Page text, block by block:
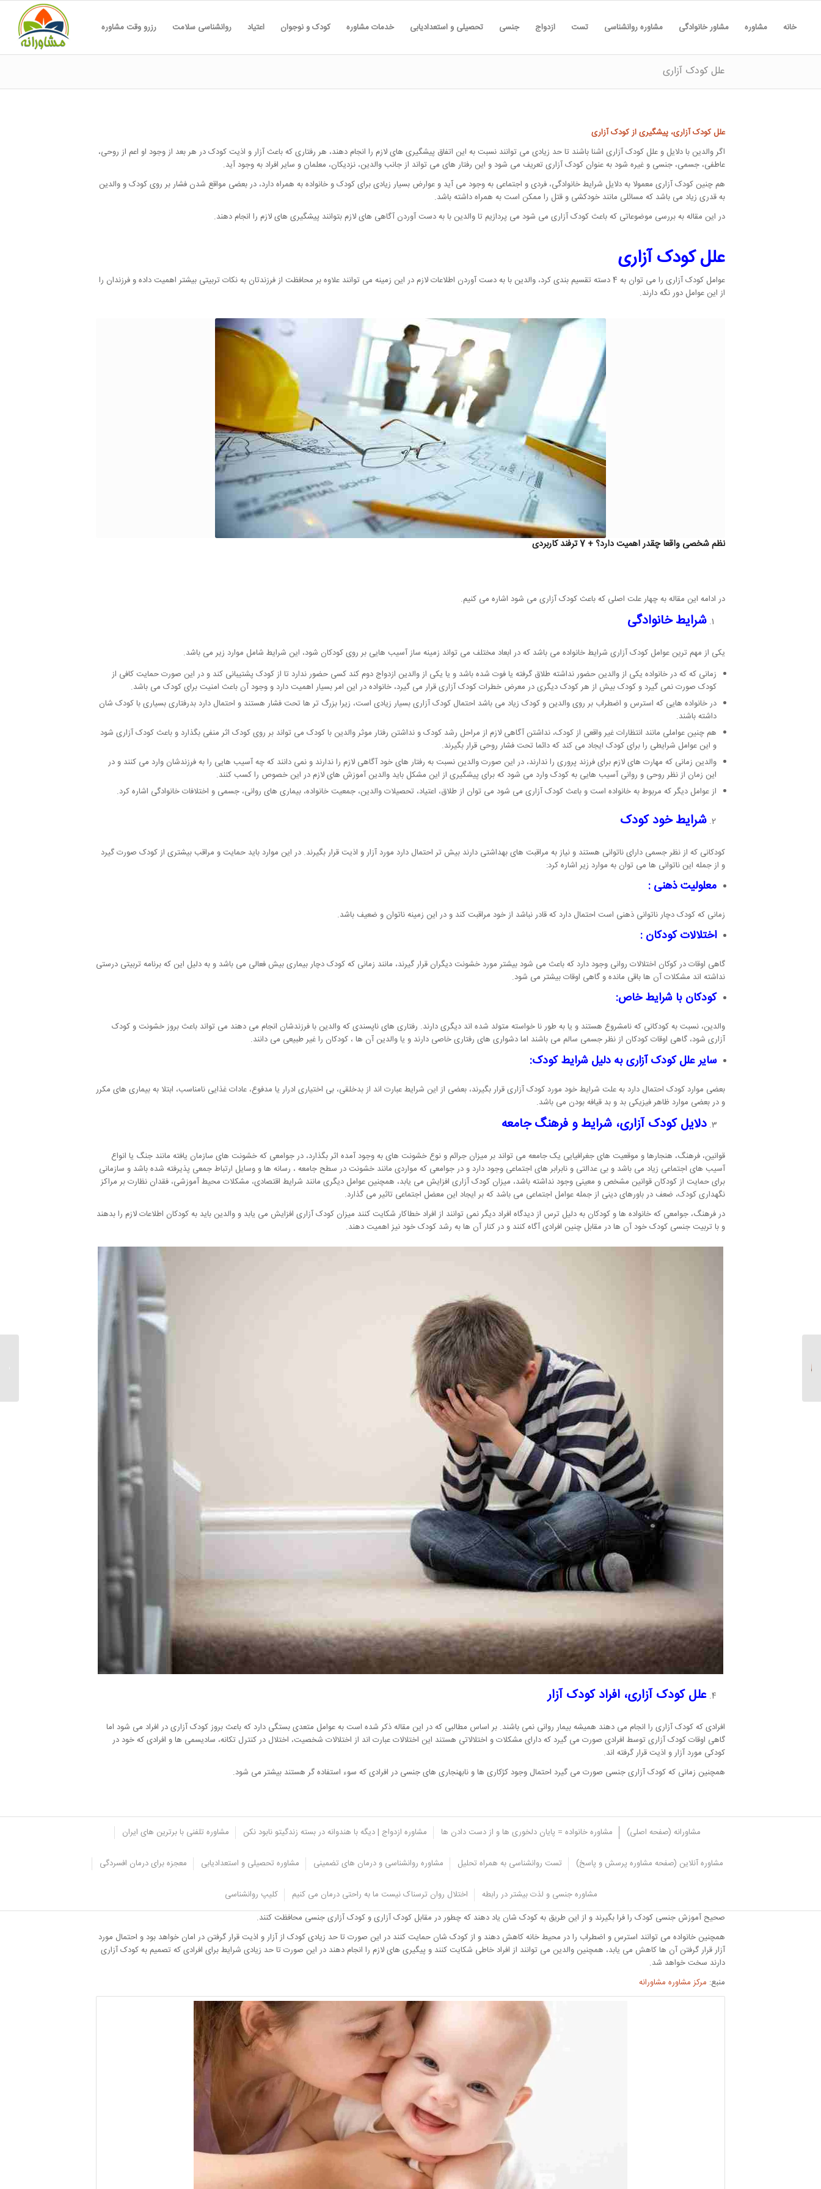
خانه مشاوره مشاور خانوادگی مشاوره روانشناسی تست ازدواج جنسی تحصیلی و استعدادیابی خدمات مشاوره کودک و نوجوان اعتیاد روانشناسی سلامت رزرو وقت مشاوره
علل کودک آزاری
علل کودک آزاری، پیشگیری از کودک آزاری
اگر والدین با دلایل و علل کودک آزاری اشنا باشند تا حد زیادی می توانند نسبت به این اتفاق پیشگیری های لازم را انجام دهند، هر رفتاری که باعث آزار و اذیت کودک در هر بعد از وجود او اعم از روحی،
عاطفی، جسمی، جنسی و غیره شود به عنوان کودک آزاری تعریف می شود و این رفتار های می تواند از جانب والدین، نزدیکان، معلمان و سایر افراد به وجود آید.
هم چنین کودک آزاری معمولا به دلایل شرایط خانوادگی، فردی و اجتماعی به وجود می آید و عوارض بسیار زیادی برای کودک و خانواده به همراه دارد، در بعضی مواقع شدن فشار بر روی کودک و والدین
به قدری زیاد می باشد که مسائلی مانند خودکشی و قتل را ممکن است به همراه داشته باشد.
در این مقاله به بررسی موضوعاتی که باعث کودک آزاری می شود می پردازیم تا والدین با به دست آوردن آگاهی های لازم بتوانند پیشگیری های لازم را انجام دهند.
علل کودک آزاری
عوامل کودک آزاری را می توان به 4 دسته تقسیم بندی کرد، والدین با به دست آوردن اطلاعات لازم در این زمینه می توانند علاوه بر محافظت از فرزندتان به نکات تربیتی بیشتر اهمیت داده و فرزندان را
از این عوامل دور نگه دارند.
نظم شخصی واقعا چقدر اهمیت دارد؟ + 7 ترفند کاربردی
در ادامه این مقاله به چهار علت اصلی که باعث کودک آزاری می شود اشاره می کنیم.
شرایط خانوادگی
یکی از مهم ترین عوامل کودک آزاری شرایط خانواده می باشد که در ابعاد مختلف می تواند زمینه ساز آسیب هایی بر روی کودکان شود، این شرایط شامل موارد زیر می باشد.
زمانی که که در خانواده یکی از والدین حضور نداشته طلاق گرفته یا فوت شده باشد و یا یکی از والدین ازدواج دوم کند کسی حضور ندارد تا از کودک پشتیبانی کند و در این صورت حمایت کافی از
کودک صورت نمی گیرد و کودک بیش از هر کودک دیگری در معرض خطرات کودک آزاری قرار می گیرد، خانواده در این امر بسیار اهمیت دارد و وجود آن باعث امنیت برای کودک می باشد.
در خانواده هایی که استرس و اضطراب بر روی والدین و کودک زیاد می باشد احتمال کودک آزاری بسیار زیادی است، زیرا بزرگ تر ها تحت فشار هستند و احتمال دارد بدرفتاری بسیاری با کودک شان
داشته باشند.
هم چنین عواملی مانند انتظارات غیر واقعی از کودک، نداشتن آگاهی لازم از مراحل رشد کودک و نداشتن رفتار موثر والدین با کودک می تواند بر روی کودک اثر منفی بگذارد و باعث کودک آزاری شود
و این عوامل شرایطی را برای کودک ایجاد می کند که دائما تحت فشار روحی قرار بگیرند.
والدین زمانی که مهارت های لازم برای فرزند پروری را ندارند، در این صورت والدین نسبت به رفتار های خود آگاهی لازم را ندارند و نمی دانند که چه آسیب هایی را به فرزندشان وارد می کنند و در
این زمان از نظر روحی و روانی آسیب هایی به کودک وارد می شود که برای پیشگیری از این مشکل باید والدین آموزش های لازم در این خصوص را کسب کنند.
از عوامل دیگر که مربوط به خانواده است و باعث کودک آزاری می شود می توان از طلاق، اعتیاد، تحصیلات والدین، جمعیت خانواده، بیماری های روانی، جسمی و اختلافات خانوادگی اشاره کرد.
شرایط خود کودک
کودکانی که از نظر جسمی دارای ناتوانی هستند و نیاز به مراقبت های بهداشتی دارند بیش تر احتمال دارد مورد آزار و اذیت قرار بگیرند. در این موارد باید حمایت و مراقب بیشتری از کودک صورت گیرد
و از جمله این ناتوانی ها می توان به موارد زیر اشاره کرد:
معلولیت ذهنی :
زمانی که کودک دچار ناتوانی ذهنی است احتمال دارد که قادر نباشد از خود مراقبت کند و در این زمینه ناتوان و ضعیف باشد.
اختلالات کودکان :
گاهی اوقات در کوکان اختلالات روانی وجود دارد که باعث می شود بیشتر مورد خشونت دیگران قرار گیرند، مانند زمانی که کودک دچار بیماری بیش فعالی می باشد و به دلیل این که برنامه تربیتی درستی
نداشته اند مشکلات آن ها باقی مانده و گاهی اوقات بیشتر می شود.
کودکان با شرایط خاص:
والدین، نسبت به کودکانی که نامشروع هستند و یا به طور نا خواسته متولد شده اند دیگری دارند. رفتاری های ناپسندی که والدین با فرزندشان انجام می دهند می تواند باعث بروز خشونت و کودک
آزاری شود، گاهی اوقات کودکان از نظر جسمی سالم می باشند اما دشواری های رفتاری خاصی دارند و یا والدین آن ها ، کودکان را غیر طبیعی می دانند.
سایر علل کودک آزاری به دلیل شرایط کودک:
بعضی موارد کودک احتمال دارد به علت شرایط خود مورد کودک آزاری قرار بگیرند، بعضی از این شرایط عبارت اند از بدخلقی، بی اختیاری ادرار یا مدفوع، عادات غذایی نامناسب، ابتلا به بیماری های مکرر
و در بعضی موارد ظاهر فیزیکی بد و بد قیافه بودن می باشد.
دلایل کودک آزاری، شرایط و فرهنگ جامعه
قوانین، فرهنگ، هنجارها و موقعیت های جغرافیایی یک جامعه می تواند بر میزان جرائم و نوع خشونت های به وجود آمده اثر بگذارد، در جوامعی که خشونت های سازمان یافته مانند جنگ یا انواع
آسیب های اجتماعی زیاد می باشد و بی عدالتی و نابرابر های اجتماعی وجود دارد و در جوامعی که مواردی مانند خشونت در سطح جامعه ، رسانه ها و وسایل ارتباط جمعی پذیرفته شده باشد و سازمانی
برای حمایت از کودکان قوانین مشخص و معینی وجود نداشته باشد، میزان کودک آزاری افزایش می یابد، همچنین عوامل دیگری مانند شرایط اقتصادی، مشکلات محیط آموزشی، فقدان نظارت بر مراکز
نگهداری کودک، ضعف در باورهای دینی از جمله عوامل اجتماعی می باشد که بر ایجاد این معضل اجتماعی تاثیر می گذارد.
در فرهنگ، جوامعی که خانواده ها و کودکان به دلیل ترس از دیدگاه افراد دیگر نمی توانند از افراد خطاکار شکایت کنند میزان کودک آزاری افزایش می یابد و والدین باید به کودکان اطلاعات لازم را بدهند
و با تربیت جنسی کودک خود آن ها در مقابل چنین افرادی آگاه کنند و در کنار آن ها به رشد کودک خود نیز اهمیت دهند.
علل کودک آزاری، افراد کودک آزار
افرادی که کودک آزاری را انجام می دهند همیشه بیمار روانی نمی باشند. بر اساس مطالبی که در این مقاله ذکر شده است به عوامل متعدی بستگی دارد که باعث بروز کودک آزاری در افراد می شود اما
گاهی اوقات کودک آزاری توسط افرادی صورت می گیرد که دارای مشکلات و اختلالاتی هستند این اختلالات عبارت اند از اختلالات شخصیت، اختلال در کنترل تکانه، سادیسمی ها و افرادی که خود در
کودکی مورد آزار و اذیت قرار گرفته اند.
همچنین زمانی که کودک آزاری جنسی صورت می گیرد احتمال وجود کژکاری ها و نابهنجاری های جنسی در افرادی که سوء استفاده گر هستند بیشتر می شود.
مشاورانه (صفحه اصلی) مشاوره خانواده = پایان دلخوری ها و از دست دادن ها مشاوره ازدواج | دیگه با هندوانه در بسته زندگیتو نابود نکن مشاوره تلفنی با برترین های ایران
مشاوره آنلاین (صفحه مشاوره پرسش و پاسخ) تست روانشناسی به همراه تحلیل مشاوره روانشناسی و درمان های تضمینی مشاوره تحصیلی و استعدادیابی معجزه برای درمان افسردگی
مشاوره جنسی و لذت بیشتر در رابطه اختلال روان ترسناک نیست ما به راحتی درمان می کنیم کلیپ روانشناسی
با توجه به آن که کودک آزاری دلایل متعددی دارد والدین برای حفظ امنیت فرزندشان می توانند اقدامات پیشگیرانه ای را انجام دهند آن ها می توانند با مراجعه به مشاوره کودک، راه ها و روش های
صحیح آموزش جنسی کودک را فرا بگیرند و از این طریق به کودک شان یاد دهند که چطور در مقابل کودک آزاری و کودک آزاری جنسی محافظت کنند.
همچنین خانواده می توانند استرس و اضطراب را در محیط خانه کاهش دهند و از کودک شان حمایت کنند در این صورت تا حد زیادی کودک از آزار و اذیت قرار گرفتن در امان خواهد بود و احتمال مورد
آزار قرار گرفتن آن ها کاهش می یابد، همچنین والدین می توانند از افراد خاطی شکایت کنند و پیگیری های لازم را انجام دهند در این صورت تا حد زیادی شرایط برای افرادی که تصمیم به کودک آزاری
دارند سخت خواهد شد.
منبع: مرکز مشاوره مشاورانه